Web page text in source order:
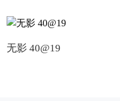
无影 40@19